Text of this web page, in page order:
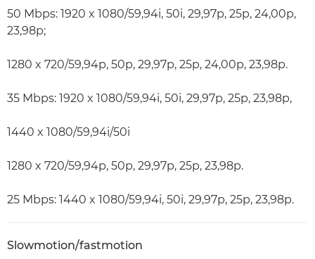
50 Mbps: 1920 x 1080/59,94i, 50i, 29,97p, 25p, 24,00p,
23,98p;
1280 x 720/59,94p, 50p, 29,97p, 25p, 24,00p, 23,98p.
35 Mbps: 1920 x 1080/59,94i, 50i, 29,97p, 25p, 23,98p,
1440 x 1080/59,94i/50i
1280 x 720/59,94p, 50p, 29,97p, 25p, 23,98p.
25 Mbps: 1440 x 1080/59,94i, 50i, 29,97p, 25p, 23,98p.
Slowmotion/fastmotion